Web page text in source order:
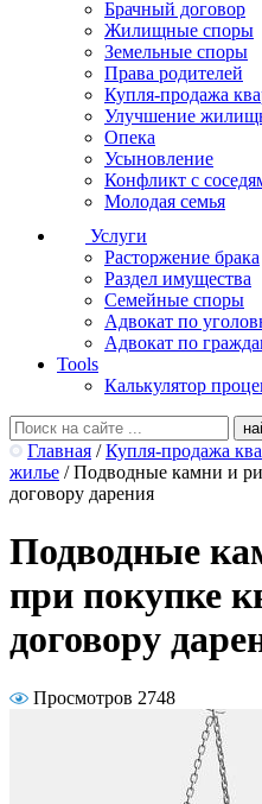
Брачный договор
Жилищные споры
Земельные споры
Права родителей
Купля-продажа
Улучшение
Опека
Усыновление
Конфликт с
Молодая семья
Услуги
Расторжение брака
Раздел имущества
Семейные споры
Адвокат по
Адвокат по
Tools
Калькулятор
Главная / Купля-продажа
жилье / Подводные камни и
договору дарения
Подводные
при покупке
договору
Просмотров 2748